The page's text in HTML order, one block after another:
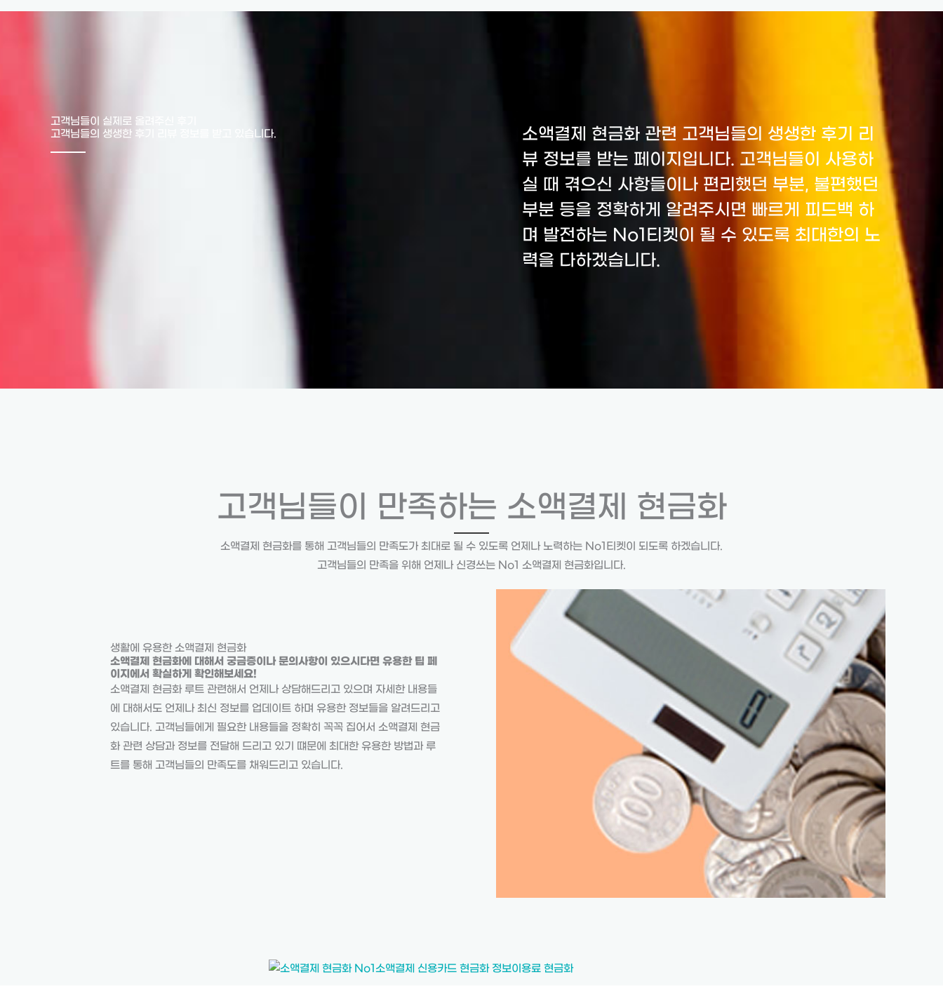
고객님들이 실제로 올려주신 후기
고객님들의 생생한 후기 리뷰 정보를 받고 있습니다.
소액결제 현금화 관련 고객님들의 생생한 후기 리
뷰 정보를 받는 페이지입니다. 고객님들이 사용하
실 때 겪으신 사항들이나 편리했던 부분, 불편했던
부분 등을 정확하게 알려주시면 빠르게 피드백 하
며 발전하는 No1티켓이 될 수 있도록 최대한의 노
력을 다하겠습니다.
고객님들이 만족하는 소액결제 현금화
소액결제 현금화를 통해 고객님들의 만족도가 최대로 될 수 있도록 언제나 노력하는 No1티켓이 되도록 하겠습니다.
고객님들의 만족을 위해 언제나 신경쓰는 No1 소액결제 현금화입니다.
생활에 유용한 소액결제 현금화
소액결제 현금화에 대해서 궁금증이나 문의사항이 있으시다면 유용한 팁 페
이지에서 확실하게 확인해보세요!
소액결제 현금화 루트 관련해서 언제나 상담해드리고 있으며 자세한 내용들
에 대해서도 언제나 최신 정보를 업데이트 하며 유용한 정보들을 알려드리고
있습니다. 고객님들에게 필요한 내용들을 정확히 꼭꼭 집어서 소액결제 현금
화 관련 상담과 정보를 전달해 드리고 있기 떄문에 최대한 유용한 방법과 루
트를 통해 고객님들의 만족도를 채워드리고 있습니다.